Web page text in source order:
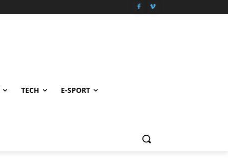
TECH E-SPORT